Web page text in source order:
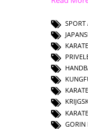
SPORT
GORIN